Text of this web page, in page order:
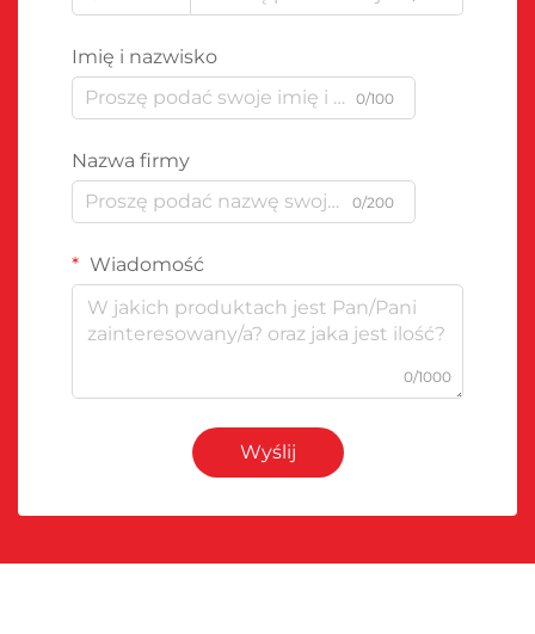
Imię i nazwisko
0/100
Nazwa firmy
0/200
Wiadomość
0/1000
Wyślij